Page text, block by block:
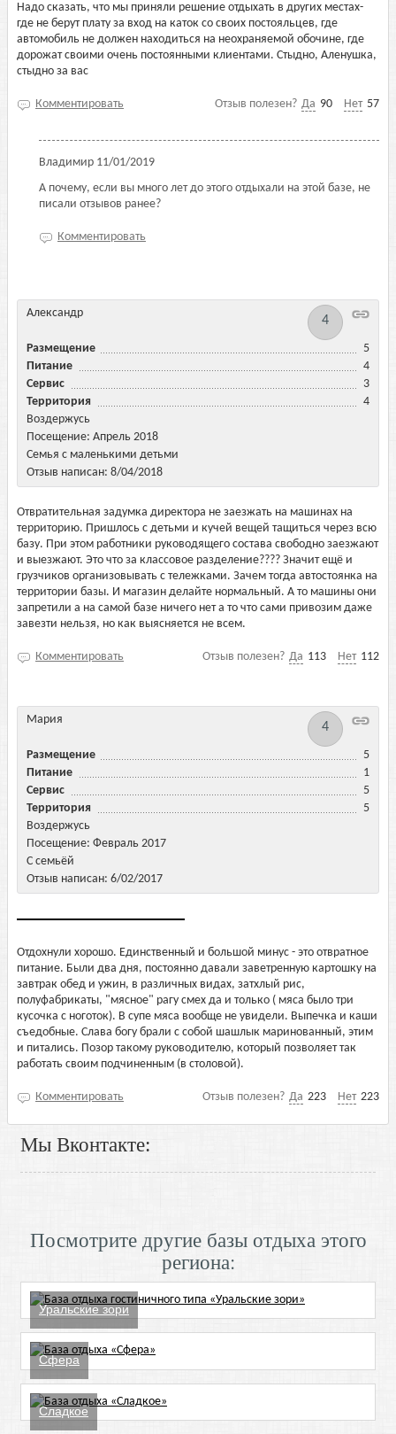
Надо сказать, что мы приняли решение отдыхать в других местах-
где не берут плату за вход на каток со своих постояльцев, где
автомобиль не должен находиться на неохраняемой обочине, где
дорожат своими очень постоянными клиентами. Стыдно, Аленушка,
стыдно за вас
Отзыв полезен? Да 90 Нет 57
Комментировать
Владимир 11/01/2019
А почему, если вы много лет до этого отдыхали на этой базе, не
писали отзывов ранее?
Комментировать
Александр
4
Размещение
5
Питание
4
Сервис
3
Территория
4
Воздержусь
Посещение: Апрель 2018
Семья с маленькими детьми
Отзыв написан: 8/04/2018
Отвратительная задумка директора не заезжать на машинах на
территорию. Пришлось с детьми и кучей вещей тащиться через всю
базу. При этом работники руководящего состава свободно заезжают
и выезжают. Это что за классовое разделение???? Значит ещё и
грузчиков организовывать с тележками. Зачем тогда автостоянка на
территории базы. И магазин делайте нормальный. А то машины они
запретили а на самой базе ничего нет а то что сами привозим даже
завезти нельзя, но как выясняется не всем.
Отзыв полезен? Да 113 Нет 112
Комментировать
Мария
4
Размещение
5
Питание
1
Сервис
5
Территория
5
Воздержусь
Посещение: Февраль 2017
С семьёй
Отзыв написан: 6/02/2017
Отдохнули хорошо. Единственный и большой минус - это отвратное
питание. Были два дня, постоянно давали заветренную картошку на
завтрак обед и ужин, в различных видах, затхлый рис,
полуфабрикаты, "мясное" рагу смех да и только ( мяса было три
кусочка с ноготок). В супе мяса вообще не увидели. Выпечка и каши
съедобные. Слава богу брали с собой шашлык маринованный, этим
и питались. Позор такому руководителю, который позволяет так
работать своим подчиненным (в столовой).
Отзыв полезен? Да 223 Нет 223
Комментировать
Мы Вконтакте:
Посмотрите другие базы отдыха этого
региона:
Уральские зори
Сфера
Сладкое